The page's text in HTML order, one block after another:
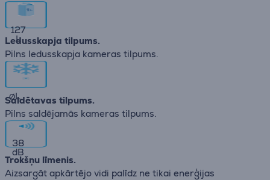
127
L
Ledusskapja tilpums.
Pilns ledusskapja kameras tilpums.
∅L
Saldētavas tilpums.
Pilns saldējamās kameras tilpums.
38
dB
Trokšņu līmenis.
Aizsargāt apkārtējo vidi palīdz ne tikai enerģijas